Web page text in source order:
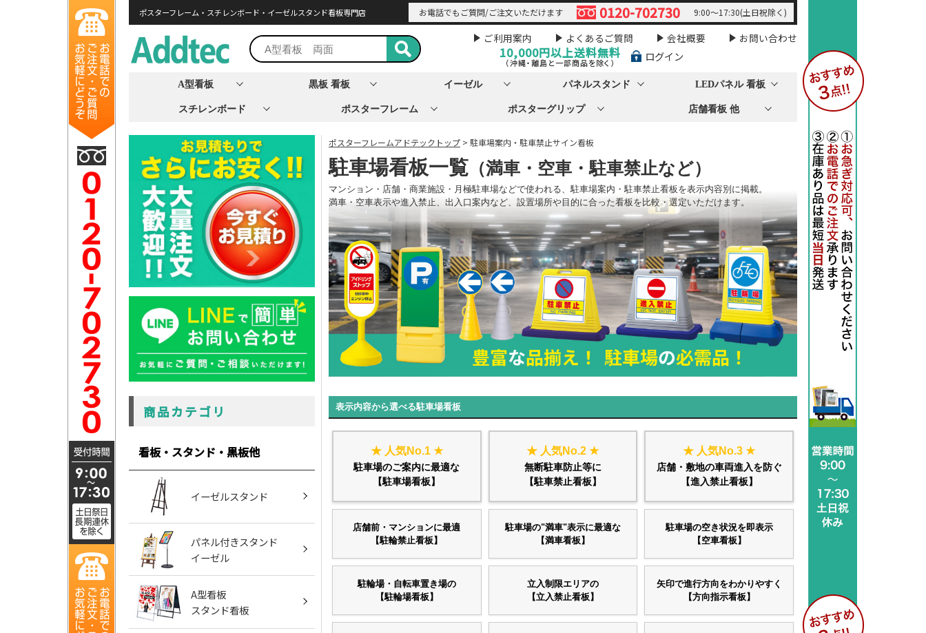
ポスターフレーム・スチレンボード・イーゼルスタンド看板専門店 お電話でもご質問/ご注文いただけます 0120-702730 9:00～17:30(土日祝除く)
ご利用案内 よくあるご質問 会社概要 お問い合わせ
10,000円以上送料無料
（沖縄・離島と一部商品を除く） ログイン
A型看板 黒板 看板 イーゼル パネルスタンド LEDパネル 看板
スチレンボード ポスターフレーム ポスターグリップ 店舗看板 他
商品カテゴリ
看板・スタンド・黒板他
イーゼルスタンド
パネル付きスタンド
イーゼル
A型看板
スタンド看板
ポスターフレームアドテックトップ > 駐車場案内・駐車禁止サイン看板
駐車場看板一覧 （満車・空車・駐車禁止など）
マンション・店舗・商業施設・月極駐車場などで使われる、駐車場案内・駐車禁止看板を表示内容別に掲載。
満車・空車表示や進入禁止、出入口案内など、設置場所や目的に合った看板を比較・選定いただけます。
表示内容から選べる駐車場看板
★ 人気No.1 ★
駐車場のご案内に最適な
【駐車場看板】
★ 人気No.2 ★
無断駐車防止等に
【駐車禁止看板】
★ 人気No.3 ★
店舗・敷地の車両進入を防ぐ
【進入禁止看板】
店舗前・マンションに最適
【駐輪禁止看板】
駐車場の"満車"表示に最適な
【満車看板】
駐車場の空き状況を即表示
【空車看板】
駐輪場・自転車置き場の
【駐輪場看板】
立入制限エリアの
【立入禁止看板】
矢印で進行方向をわかりやすく
【方向指示看板】